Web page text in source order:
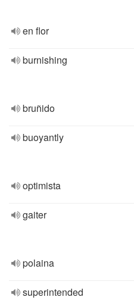
en flor
burnishing
bruñido
buoyantly
optimista
gaiter
polaina
superintended